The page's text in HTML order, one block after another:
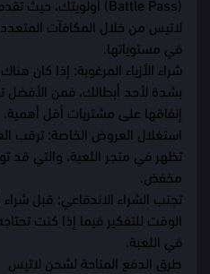
لاتيس من خلال المكافآت
في مستوياتها.
بشدة لأحد أبطالك، فمن الأفضل
إنفاقها على مشتريات أقل أهمية.
استغلال العروض الخاصة: ترقب
تظهر في متجر اللعبة، والتي قد
مخفض.
تجنب الشراء الاندفاعي: قبل
الوقت للتفكير فيما إذا كنت
في اللعبة.
طرق الدفع المتاحة لشحن لاتيس